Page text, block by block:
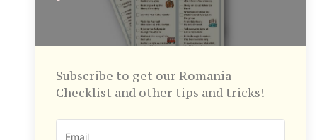
Subscribe to get our Romania
Checklist and other tips and tricks!